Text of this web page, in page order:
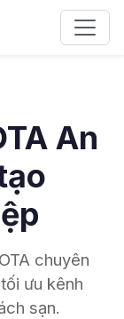
An
chuyên
ưu kênh
sạn.